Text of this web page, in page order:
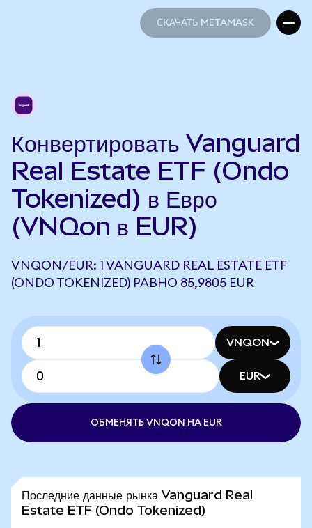
СКАЧАТЬ METAMASK
Конвертировать Vanguard
Real Estate ETF (Ondo
Tokenized) в Евро
(VNQon в EUR)
VNQON/EUR: 1 VANGUARD REAL ESTATE ETF
(ONDO TOKENIZED) РАВНО 85,9805 EUR
VNQON
EUR
ОБМЕНЯТЬ VNQON НА EUR
Последние данные рынка Vanguard Real
Estate ETF (Ondo Tokenized)